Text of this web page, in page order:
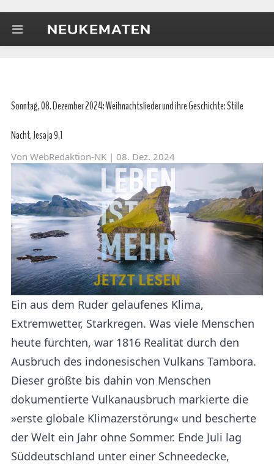
Sonntag, 08. Dezember 2024: Weihnachtslieder und ihre Geschichte: Stille
Nacht, Jesaja 9,1
Von WebRedaktion-NK | 08. Dez. 2024
Ein aus dem Ruder gelaufenes Klima,
Extremwetter, Starkregen. Was viele Menschen
heute fürchten, war 1816 Realität durch den
Ausbruch des indonesischen Vulkans Tambora.
Dieser größte bis dahin von Menschen
dokumentierte Vulkanausbruch markierte die
»erste globale Klimazerstörung« und bescherte
der Welt ein Jahr ohne Sommer. Ende Juli lag
Süddeutschland unter einer Schneedecke,